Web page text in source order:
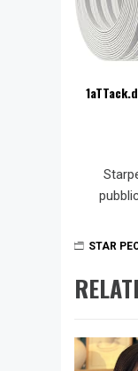
STAR